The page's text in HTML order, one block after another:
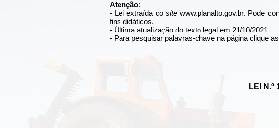
Atenção:
- Lei extraída do site www.planalto.gov.br. Pode
fins didáticos.
- Última atualização do texto legal em 21/10/2021.
- Para pesquisar palavras-chave na página clique
LEI N.º